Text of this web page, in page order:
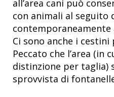
all’area cani può
con animali al seguito
Ci sono anche i cestini
Peccato che l’area (in
distinzione per taglia)
sprovvista di